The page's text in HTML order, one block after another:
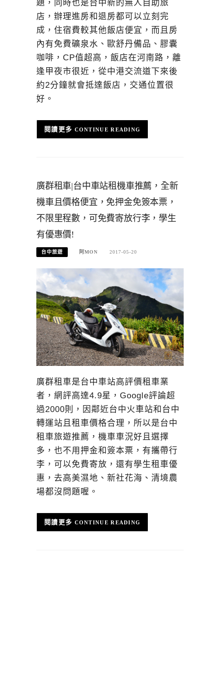
題，同時也是台中新的無人自助旅
店，辦理進房和退房都可以立刻完
成，住宿費較其他飯店便宜，而且房
內有免費礦泉水、歐舒丹備品、膠囊
咖啡，CP值超高，飯店在河南路，離
逢甲夜市很近，從中港交流道下來後
約2分鐘就會抵達飯店，交通位置很
好。
CONTINUE READING
廣群租車|台中車站租機車推薦，全新
機車且價格便宜，免押金免簽本票，
不限里程數，可免費寄放行李，學生
有優惠價!
台中旅遊 阿MON 2017-05-20
廣群租車是台中車站高評價租車業
者，網評高達4.9星，Google評論超
過2000則，因鄰近台中火車站和台中
轉運站且租車價格合理，所以是台中
租車旅遊推薦，機車車況好且選擇
多，也不用押金和簽本票，有攜帶行
李，可以免費寄放，還有學生租車優
惠，去高美濕地、新社花海、清境農
場都沒問題喔。
CONTINUE READING